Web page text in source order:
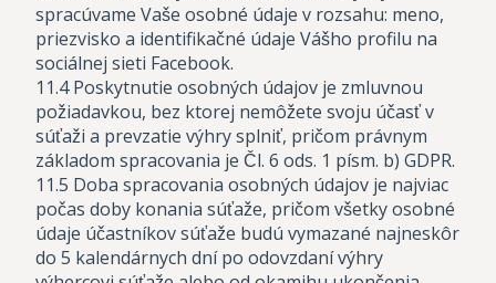
spracúvame Vaše osobné údaje v rozsahu: meno,
priezvisko a identifikačné údaje Vášho profilu na
sociálnej sieti Facebook.
11.4 Poskytnutie osobných údajov je zmluvnou
požiadavkou, bez ktorej nemôžete svoju účasť v
súťaži a prevzatie výhry splniť, pričom právnym
základom spracovania je Čl. 6 ods. 1 písm. b) GDPR.
11.5 Doba spracovania osobných údajov je najviac
počas doby konania súťaže, pričom všetky osobné
údaje účastníkov súťaže budú vymazané najneskôr
do 5 kalendárnych dní po odovzdaní výhry